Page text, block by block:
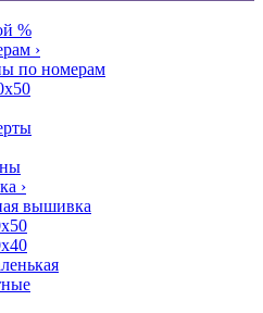
%
›
по номерам
›
вышивка